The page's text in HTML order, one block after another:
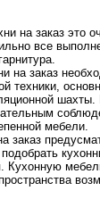
на заказ это
все
на заказ
техники,
мебели.
заказ
Кухонную